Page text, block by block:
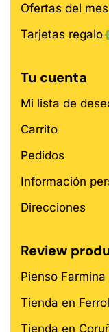
Ofertas del mes
Tarjetas regalo
Tu cuenta
Mi lista de
Carrito
Pedidos
Información
Direcciones
Review
Pienso Farmina
Tienda en Ferrol
Tienda en